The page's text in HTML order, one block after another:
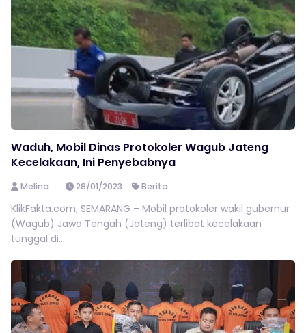
Waduh, Mobil Dinas Protokoler Wagub Jateng
Kecelakaan, Ini Penyebabnya
Melina 28/01/2023 Berita
KlikFakta.com, SEMARANG – Mobil protokoler wakil gubernur
(Wagub) Jawa Tengah (Jateng) terlibat kecelakaan
tunggal di...